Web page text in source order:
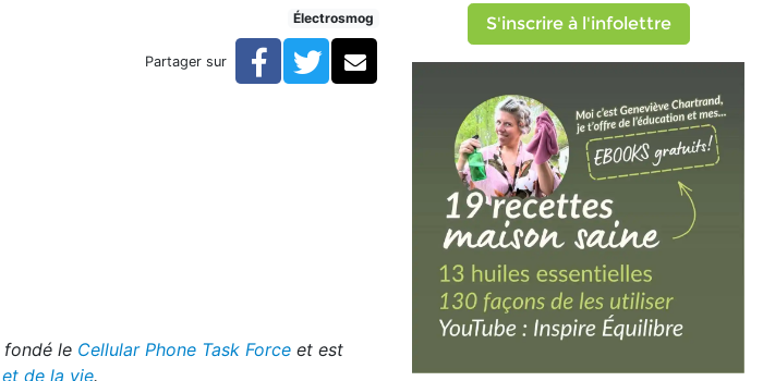
Électrosmog
Partager sur Facebook
TwitterCourriel
fondé le Cellular Phone Task Force et est
de la vie.
S'inscrire à l'infolettre